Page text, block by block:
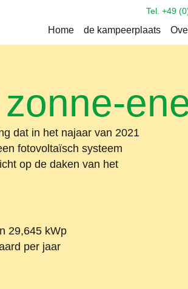
Tel. +49
Home de kampeerplaats
dat in het najaar van 2021
fotovoltaïsch systeem
op de daken van het
29,645 kWp
per jaar